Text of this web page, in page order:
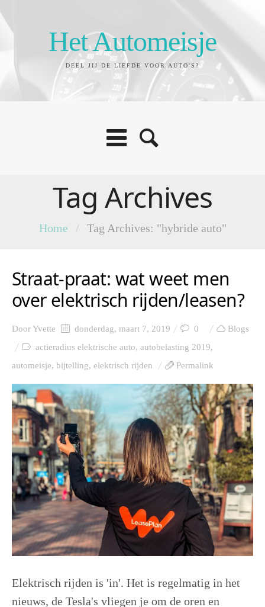
Het Automeisje
DEEL JIJ DE LIEFDE VOOR AUTO'S?
Tag Archives
Home / Tag Archives: "hybride auto"
Straat-praat: wat weet men
over elektrisch rijden/leasen?
DoorYvette donderdag, maart 7, 2019 0
Blogs
actieradius elektrische auto, autobelasting 2019,
automeisje, bijtelling, elektrisch rijden Permalink
Elektrisch rijden is 'in'. Het is regelmatig in het
nieuws, de Tesla's vliegen je om de oren en